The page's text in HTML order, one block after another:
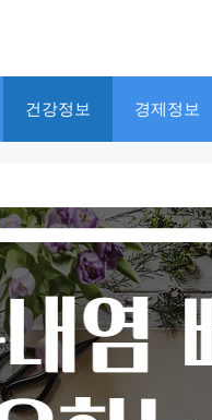
건강정보 경제정보